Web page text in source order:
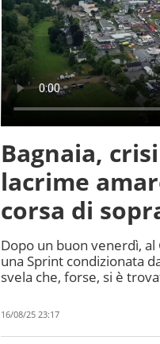
Bagnaia,
lacrime
corsa di
Dopo un buon venerdì,
una Sprint condizionata
svela che, forse, si è
16/08/25 23:17